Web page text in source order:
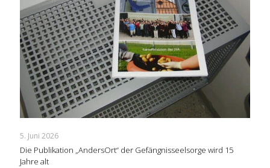
5. Juni 2026
Die Publikation „AndersOrt“ der Gefängnisseelsorge wird 15
Jahre alt